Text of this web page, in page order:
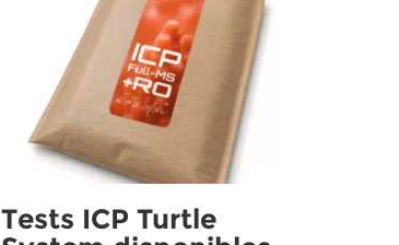
Tests ICP Turtle